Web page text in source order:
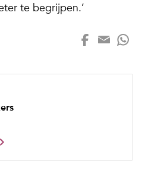
te begrijpen.’